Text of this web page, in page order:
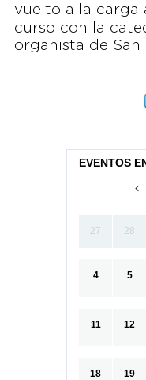
vuelto a la carga
curso con la
organista de San
EVENTOS
27 28
4 5
11 12
18 19